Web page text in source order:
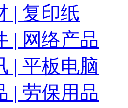
| 复印纸
| 网络产品
| 平板电脑
| 劳保用品